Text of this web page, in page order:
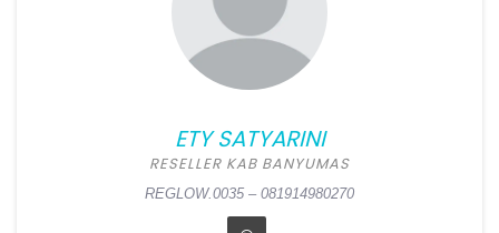
Position:
Alamat:
Jl. Pati-Sukolilo
20KM RT 03 RW 02 depan
Ahass Cengkalsewu,
Sukolilo, Pati
REGLOW.0036 – 082135116113
ETY SATYARINI
RESELLER KAB BANYUMAS
REGLOW.0035 – 081914980270